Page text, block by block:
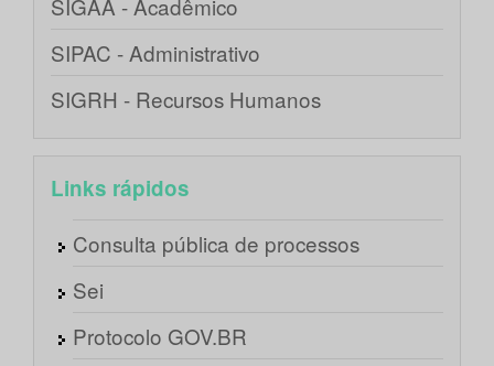
SIGAA - Acadêmico
SIPAC - Administrativo
SIGRH - Recursos Humanos
Links rápidos
Consulta pública de processos
Sei
Protocolo GOV.BR